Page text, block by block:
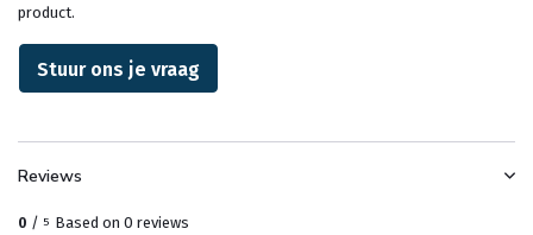
product.
Stuur ons je vraag
Reviews
0 / 5 Based on 0 reviews